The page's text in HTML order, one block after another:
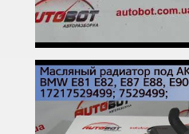
M3 F80
3 Series G20/G21
4 Series F32
4 Series F33